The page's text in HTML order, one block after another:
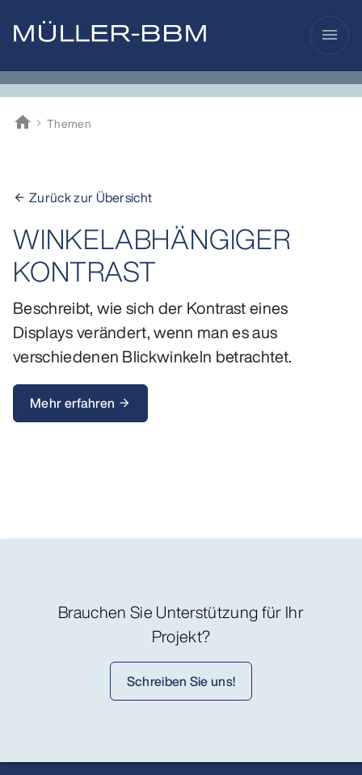
menu
home
Müller-BBM
Themen
arrow_back Zurück zur Übersicht
WINKELABHÄNGIGER
KONTRAST
Beschreibt, wie sich der Kontrast eines
Displays verändert, wenn man es aus
verschiedenen Blickwinkeln betrachtet.
Mehr erfahren arrow_forward
Brauchen Sie Unterstützung für Ihr
Projekt?
Schreiben Sie uns!